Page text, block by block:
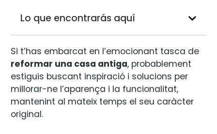
Lo que encontrarás aquí
Si t’has embarcat en l’emocionant tasca de
reformar una casa antiga, probablement
estiguis buscant inspiració i solucions per
millorar-ne l’aparença i la funcionalitat,
mantenint al mateix temps el seu caràcter
original.